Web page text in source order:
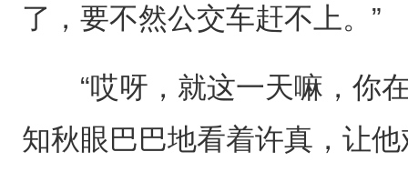
了，要不然公交车赶不上。”
“哎呀，就这一天嘛，你在
知秋眼巴巴地看着许真，让